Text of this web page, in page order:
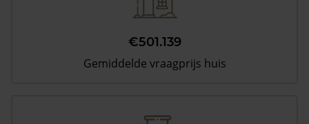
€501.139
Gemiddelde vraagprijs huis